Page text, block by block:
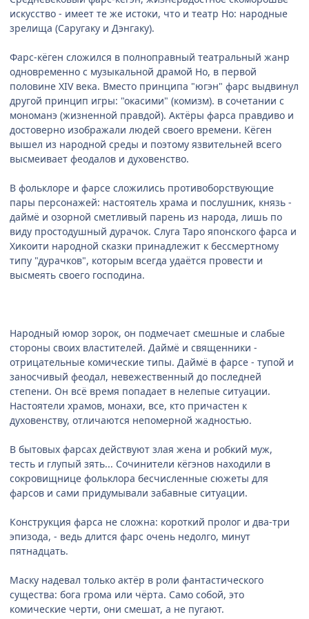
искусство - имеет те же истоки, что и театр Но: народные
зрелища (Саругаку и Дэнгаку).
Фарс-кёген сложился в полноправный театральный жанр
одновременно с музыкальной драмой Но, в первой
половине XIV века. Вместо принципа "югэн" фарс выдвинул
другой принцип игры: "окасими" (комизм). в сочетании с
мономанэ (жизненной правдой). Актёры фарса правдиво и
достоверно изображали людей своего времени. Кёген
вышел из народной среды и поэтому язвительней всего
высмеивает феодалов и духовенство.
В фольклоре и фарсе сложились противоборствующие
пары персонажей: настоятель храма и послушник, князь -
даймё и озорной сметливый парень из народа, лишь по
виду простодушный дурачок. Слуга Таро японского фарса и
Хикоити народной сказки принадлежит к бессмертному
типу "дурачков", которым всегда удаётся провести и
высмеять своего господина.
Народный юмор зорок, он подмечает смешные и слабые
стороны своих властителей. Даймё и священники -
отрицательные комические типы. Даймё в фарсе - тупой и
заносчивый феодал, невежественный до последней
степени. Он всё время попадает в нелепые ситуации.
Настоятели храмов, монахи, все, кто причастен к
духовенству, отличаются непомерной жадностью.
В бытовых фарсах действуют злая жена и робкий муж,
тесть и глупый зять... Сочинители кёгэнов находили в
сокровищнице фольклора бесчисленные сюжеты для
фарсов и сами придумывали забавные ситуации.
Конструкция фарса не сложна: короткий пролог и два-три
эпизода, - ведь длится фарс очень недолго, минут
пятнадцать.
Маску надевал только актёр в роли фантастического
существа: бога грома или чёрта. Само собой, это
комические черти, они смешат, а не пугают.